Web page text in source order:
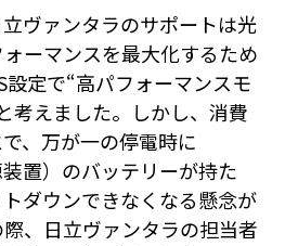
ヴァンタラのサポートは光
ーマンスを最大化するため
設定で“高パフォーマンスモ
考えました。しかし、消費
、万が一の停電時に
置）のバッテリーが持た
ダウンできなくなる懸念が
、日立ヴァンタラの担当者